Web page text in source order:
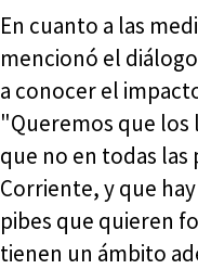
En cuanto a las
mencionó el
a conocer el
"Queremos que los
que no en todas las
Corriente, y que
pibes que quieren
tienen un ámbito